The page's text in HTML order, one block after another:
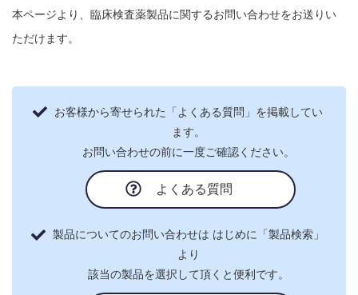
本ページより、臨床検査薬製品に関するお問い合わせをお送りい
ただけます。
お客様から寄せられた「よくある質問」を掲載してい
ます。
お問い合わせの前に一度ご確認ください。
よくある質問
製品についてのお問い合わせは はじめに「製品検索」
より
該当の製品を選択して頂くと便利です。